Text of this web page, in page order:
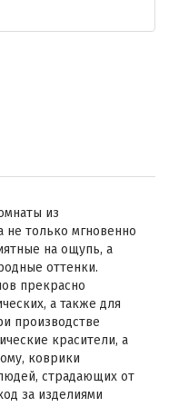
из
не только мгновенно
на ощупь, а
оттенки.
прекрасно
а также для
производстве
красители, а
коврики
страдающих от
за изделиями